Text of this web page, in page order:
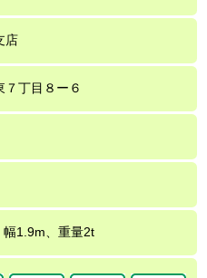
店
７丁目８ー６
1.9m、重量2t